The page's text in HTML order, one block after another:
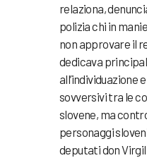
relaziona,
polizia chi in
non approvare il
dedicava
all’individuazione
sovversivi tra le
slovene, ma
personaggi
deputati don Virgil